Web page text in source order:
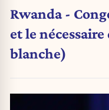
Rwanda -
et le
blanche)